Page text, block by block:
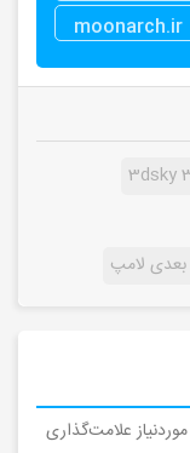
moonarch.ir
3dsky
لامپ
علامت‌گذاری